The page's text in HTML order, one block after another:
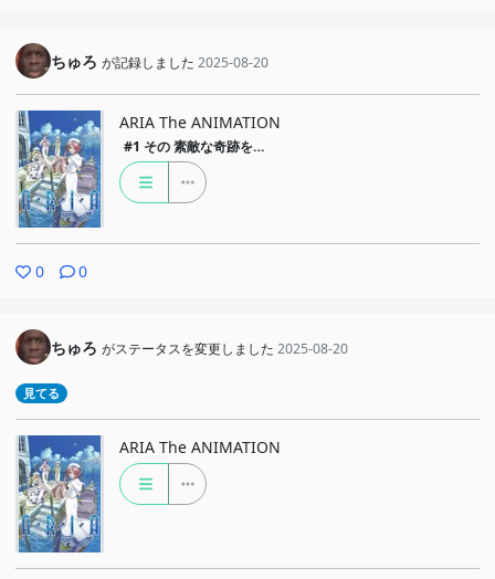
ちゅろ が記録しました 2025-08-20
ARIA The ANIMATION
#1 その 素敵な奇跡を…
0 0
ちゅろ がステータスを変更しました 2025-08-20
見てる
ARIA The ANIMATION